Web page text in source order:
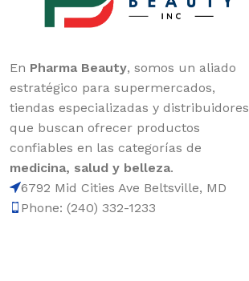
En Pharma Beauty, somos un aliado
estratégico para supermercados,
tiendas especializadas y distribuidores
que buscan ofrecer productos
confiables en las categorías de
medicina, salud y belleza.
6792 Mid Cities Ave Beltsville, MD
Phone: (240) 332-1233